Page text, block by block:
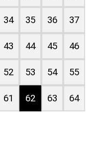
34 35 36 37
43 44 45 46
52 53 54 55
61 62 63 64